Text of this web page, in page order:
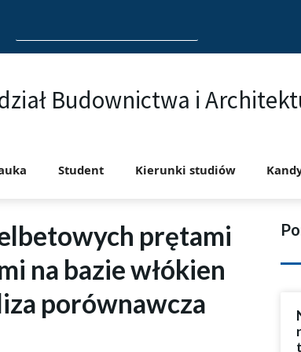
for:
Budownictwa i
Student Kierunki studiów
prętami
na bazie włókien
porównawcza